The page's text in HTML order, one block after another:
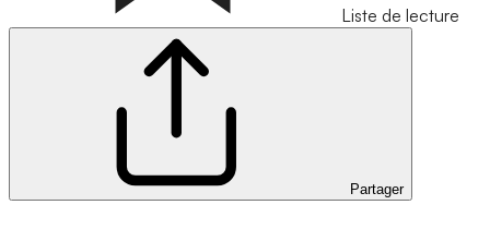
Liste de lecture
Partager